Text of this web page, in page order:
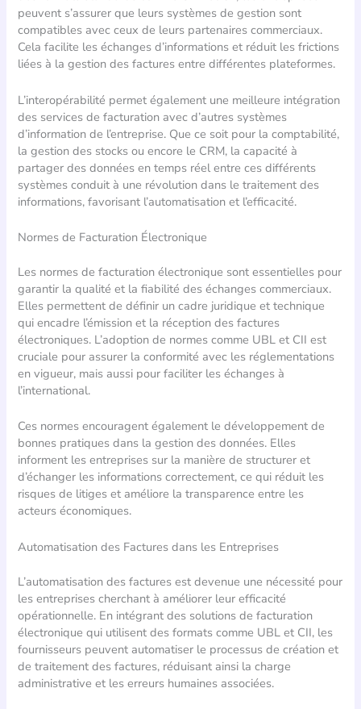
peuvent s’assurer que leurs systèmes de gestion sont
compatibles avec ceux de leurs partenaires commerciaux.
Cela facilite les échanges d’informations et réduit les frictions
liées à la gestion des factures entre différentes plateformes.
L’interopérabilité permet également une meilleure intégration
des services de facturation avec d’autres systèmes
d’information de l’entreprise. Que ce soit pour la comptabilité,
la gestion des stocks ou encore le CRM, la capacité à
partager des données en temps réel entre ces différents
systèmes conduit à une révolution dans le traitement des
informations, favorisant l’automatisation et l’efficacité.
Normes de Facturation Électronique
Les normes de facturation électronique sont essentielles pour
garantir la qualité et la fiabilité des échanges commerciaux.
Elles permettent de définir un cadre juridique et technique
qui encadre l’émission et la réception des factures
électroniques. L’adoption de normes comme UBL et CII est
cruciale pour assurer la conformité avec les réglementations
en vigueur, mais aussi pour faciliter les échanges à
l’international.
Ces normes encouragent également le développement de
bonnes pratiques dans la gestion des données. Elles
informent les entreprises sur la manière de structurer et
d’échanger les informations correctement, ce qui réduit les
risques de litiges et améliore la transparence entre les
acteurs économiques.
Automatisation des Factures dans les Entreprises
L’automatisation des factures est devenue une nécessité pour
les entreprises cherchant à améliorer leur efficacité
opérationnelle. En intégrant des solutions de facturation
électronique qui utilisent des formats comme UBL et CII, les
fournisseurs peuvent automatiser le processus de création et
de traitement des factures, réduisant ainsi la charge
administrative et les erreurs humaines associées.